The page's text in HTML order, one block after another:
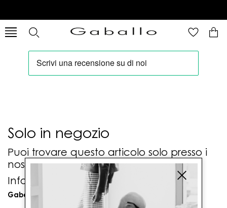
Solo in negozio
Puoi trovare questo articolo solo presso i
nostri punti vendita:
Info contatti
Gaballo Mario srl